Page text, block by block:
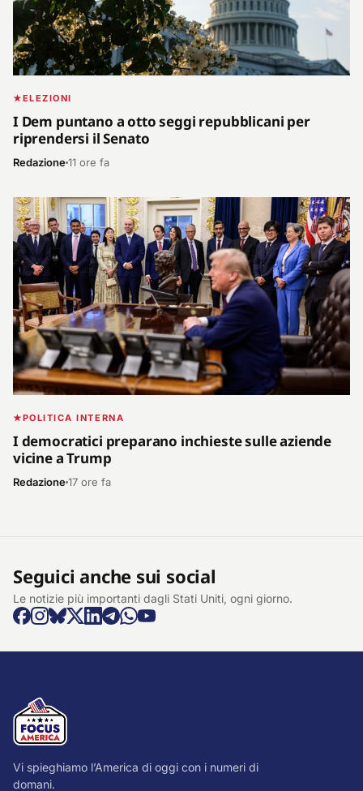
ELEZIONI
I Dem puntano a otto seggi repubblicani per
riprendersi il Senato
Redazione11 ore fa
POLITICA INTERNA
I democratici preparano inchieste sulle aziende
vicine a Trump
Redazione17 ore fa
Seguici anche sui social
Le notizie più importanti dagli Stati Uniti, ogni giorno.
Vi spieghiamo l’America di oggi con i numeri di
domani.